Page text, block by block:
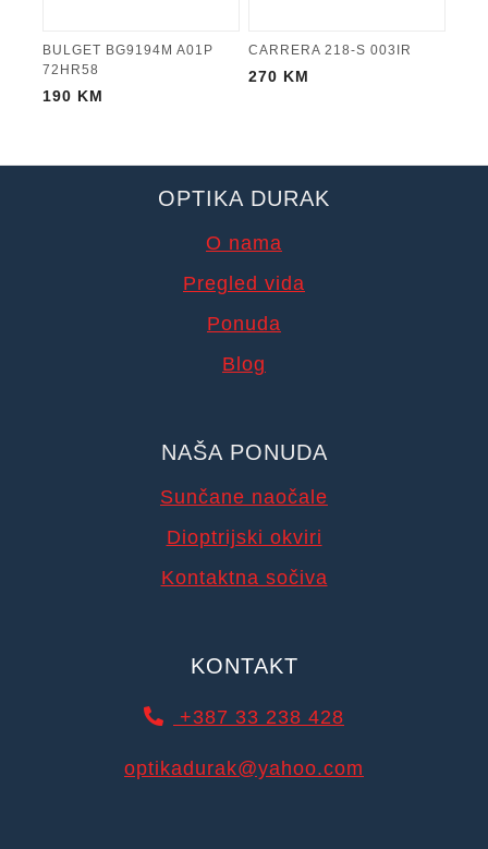
BULGET BG9194M A01P
72HR58
190 KM
CARRERA 218-S 003IR
270 KM
OPTIKA DURAK
O nama
Pregled vida
Ponuda
Blog
NAŠA PONUDA
Sunčane naočale
Dioptrijski okviri
Kontaktna sočiva
KONTAKT
+387 33 238 428
optikadurak@yahoo.com